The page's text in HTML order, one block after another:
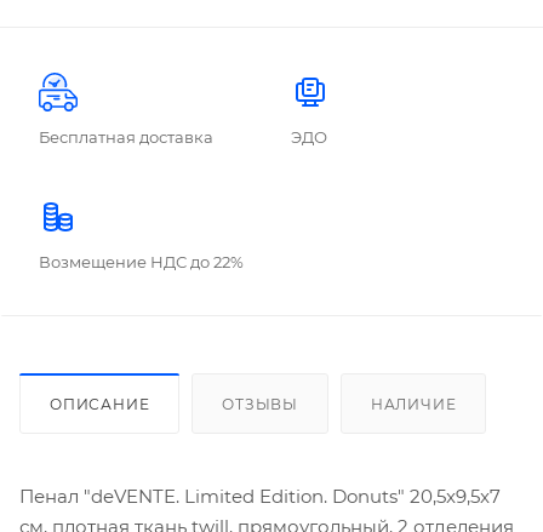
Бесплатная доставка ЭДО
Возмещение НДС до 22%
ОПИСАНИЕ ОТЗЫВЫ НАЛИЧИЕ
Пенал "deVENTE. Limited Edition. Donuts" 20,5x9,5x7
см, плотная ткань twill, прямоугольный, 2 отделения